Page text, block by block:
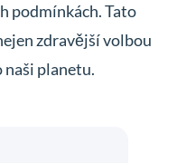
podmínkách. Tato
zdravější volbou
planetu.